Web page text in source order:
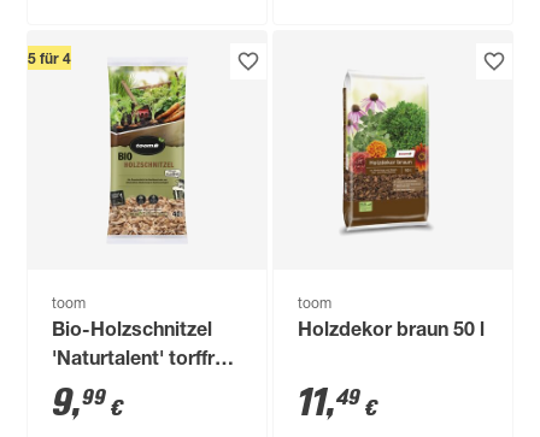
5 für 4
toom
Bio-Holzschnitzel
'Naturtalent' torffrei
40 l
9,99 €
toom
Holzdekor braun 50 l
11,49 €